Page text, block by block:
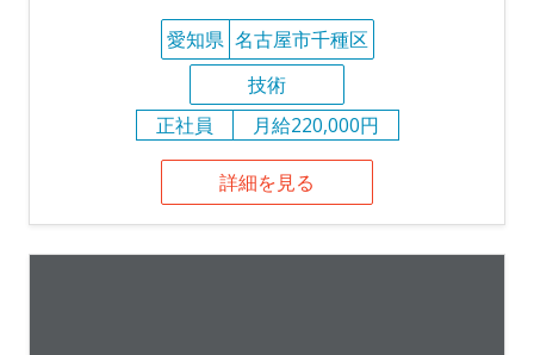
愛知県 名古屋市千種区
技術
正社員
月給220,000円
詳細を見る